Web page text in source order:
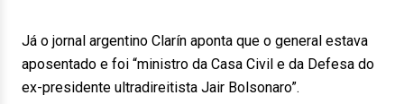
Já o jornal argentino Clarín aponta que o general estava
aposentado e foi “ministro da Casa Civil e da Defesa do
ex-presidente ultradireitista Jair Bolsonaro”.